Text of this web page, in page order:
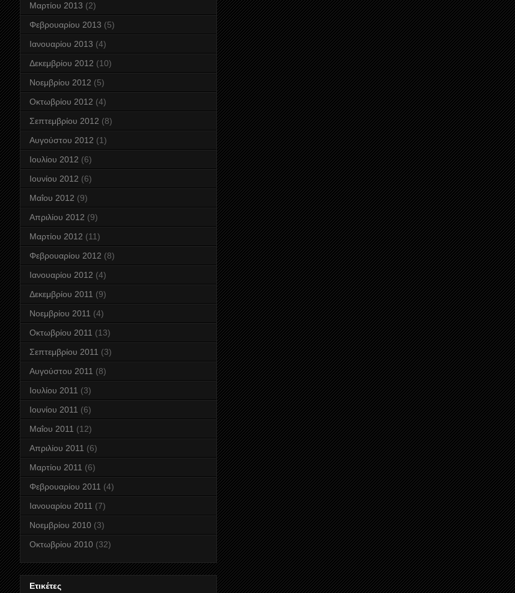
Μαρτίου 2013 (2)
Φεβρουαρίου 2013 (5)
Ιανουαρίου 2013 (4)
Δεκεμβρίου 2012 (10)
Νοεμβρίου 2012 (5)
Οκτωβρίου 2012 (4)
Σεπτεμβρίου 2012 (8)
Αυγούστου 2012 (1)
Ιουλίου 2012 (6)
Ιουνίου 2012 (6)
Μαΐου 2012 (9)
Απριλίου 2012 (9)
Μαρτίου 2012 (11)
Φεβρουαρίου 2012 (8)
Ιανουαρίου 2012 (4)
Δεκεμβρίου 2011 (9)
Νοεμβρίου 2011 (4)
Οκτωβρίου 2011 (13)
Σεπτεμβρίου 2011 (3)
Αυγούστου 2011 (8)
Ιουλίου 2011 (3)
Ιουνίου 2011 (6)
Μαΐου 2011 (12)
Απριλίου 2011 (6)
Μαρτίου 2011 (6)
Φεβρουαρίου 2011 (4)
Ιανουαρίου 2011 (7)
Νοεμβρίου 2010(3)
Οκτωβρίου 2010(32)
Ετικέτες